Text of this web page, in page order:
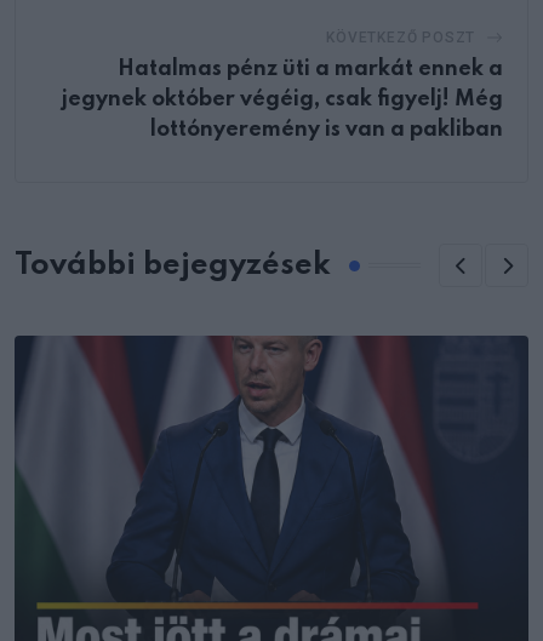
Hatalmas pénz üti a markát ennek a
jegynek október végéig, csak figyelj! Még
lottónyeremény is van a pakliban
További bejegyzések